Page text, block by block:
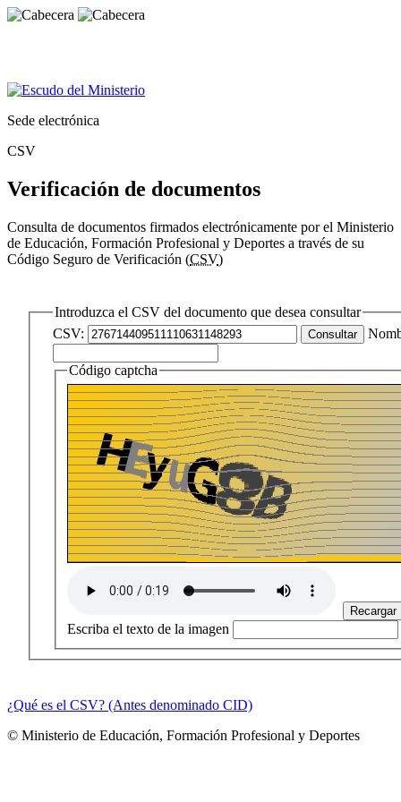
Sede electrónica
CSV
Verificación de documentos
Consulta de documentos firmados electrónicamente por el Ministerio
de Educación, Formación Profesional y Deportes a través de su
Código Seguro de Verificación (CSV)
Introduzca el CSV del documento que desea consultar
CSV:
Código captcha
Escriba el texto de la imagen
¿Qué es el CSV? (Antes denominado CID)
© Ministerio de Educación, Formación Profesional y Deportes